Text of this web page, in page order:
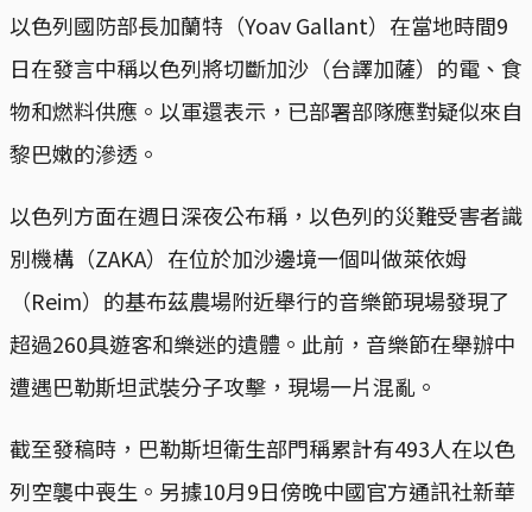
以色列國防部長加蘭特（Yoav Gallant）在當地時間9
日在發言中稱以色列將切斷加沙（台譯加薩）的電、食
物和燃料供應。以軍還表示，已部署部隊應對疑似來自
黎巴嫩的滲透。
以色列方面在週日深夜公布稱，以色列的災難受害者識
別機構（ZAKA）在位於加沙邊境一個叫做萊依姆
（Reim）的基布茲農場附近舉行的音樂節現場發現了
超過260具遊客和樂迷的遺體。此前，音樂節在舉辦中
遭遇巴勒斯坦武裝分子攻擊，現場一片混亂。
截至發稿時，巴勒斯坦衛生部門稱累計有493人在以色
列空襲中喪生。另據10月9日傍晚中國官方通訊社新華